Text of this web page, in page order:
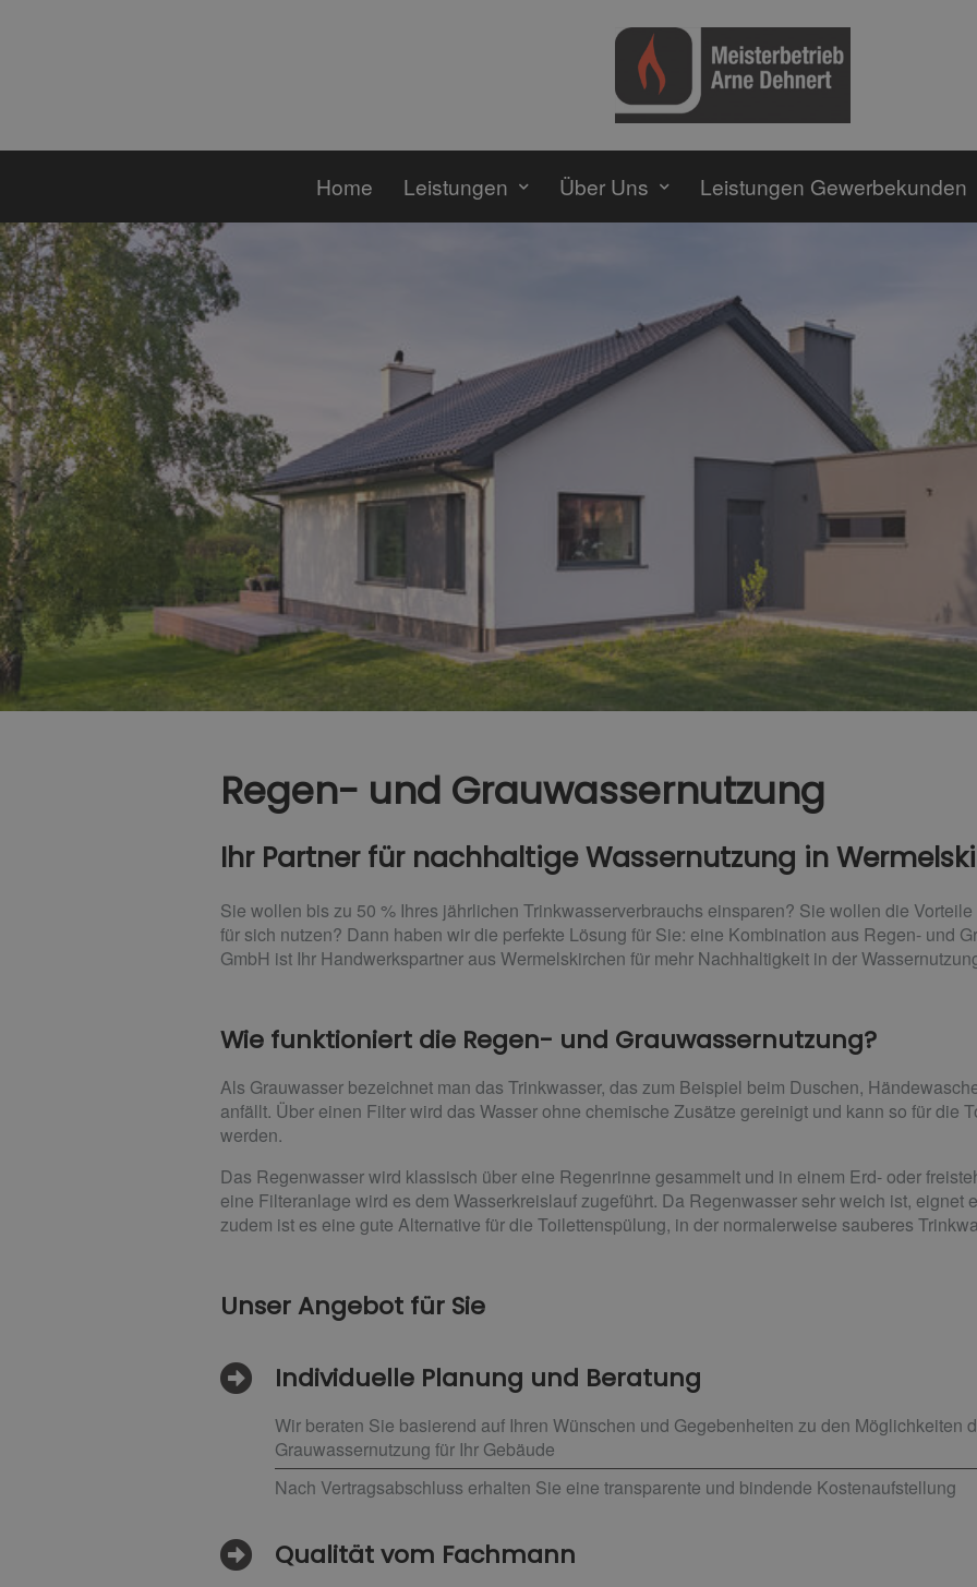
Home Leistungen Über Uns Leistungen Gewerbekunden
Regen- und Grauwassernutzung
Ihr Partner für nachhaltige Wassernutzung in
Sie wollen bis zu 50 % Ihres jährlichen Trinkwasserverbrauchs einsparen? Sie wollen die
für sich nutzen? Dann haben wir die perfekte Lösung für Sie: eine Kombination aus Regen- und
GmbH ist Ihr Handwerkspartner aus Wermelskirchen für mehr Nachhaltigkeit in der
Wie funktioniert die Regen- und Grauwassernutzung?
Als Grauwasser bezeichnet man das Trinkwasser, das zum Beispiel beim Duschen,
anfällt. Über einen Filter wird das Wasser ohne chemische Zusätze gereinigt und kann so für die
werden.
Das Regenwasser wird klassisch über eine Regenrinne gesammelt und in einem Erd- oder
eine Filteranlage wird es dem Wasserkreislauf zugeführt. Da Regenwasser sehr weich ist, eignet
zudem ist es eine gute Alternative für die Toilettenspülung, in der normalerweise sauberes
Unser Angebot für Sie
Individuelle Planung und Beratung
Wir beraten Sie basierend auf Ihren Wünschen und Gegebenheiten zu den Möglichkeiten
Grauwassernutzung für Ihr Gebäude
Nach Vertragsabschluss erhalten Sie eine transparente und bindende Kostenaufstellung
Qualität vom Fachmann